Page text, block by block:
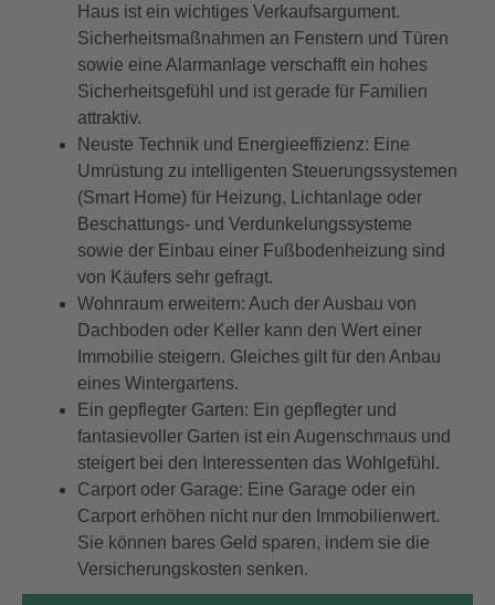
Haus ist ein wichtiges Verkaufsargument.
Sicherheitsmaßnahmen an Fenstern und Türen
sowie eine Alarmanlage verschafft ein hohes
Sicherheitsgefühl und ist gerade für Familien
attraktiv.
Neuste Technik und Energieeffizienz: Eine
Umrüstung zu intelligenten Steuerungssystemen
(Smart Home) für Heizung, Lichtanlage oder
Beschattungs- und Verdunkelungssysteme
sowie der Einbau einer Fußbodenheizung sind
von Käufers sehr gefragt.
Wohnraum erweitern: Auch der Ausbau von
Dachboden oder Keller kann den Wert einer
Immobilie steigern. Gleiches gilt für den Anbau
eines Wintergartens.
Ein gepflegter Garten: Ein gepflegter und
fantasievoller Garten ist ein Augenschmaus und
steigert bei den Interessenten das Wohlgefühl.
Carport oder Garage: Eine Garage oder ein
Carport erhöhen nicht nur den Immobilienwert.
Sie können bares Geld sparen, indem sie die
Versicherungskosten senken.